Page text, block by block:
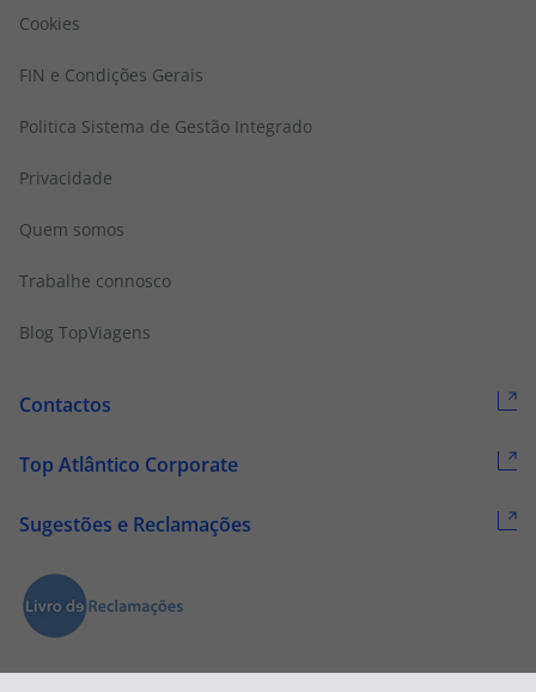
Cookies
FIN e Condições Gerais
Politica Sistema de Gestão Integrado
Privacidade
Quem somos
Trabalhe connosco
Blog TopViagens
Contactos
Top Atlântico Corporate
Sugestões e Reclamações